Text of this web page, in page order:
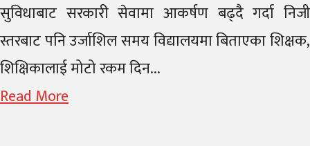
सुविधाबाट सरकारी सेवामा आकर्षण बढ्दै गर्दा निजी
स्तरबाट पनि उर्जाशिल समय विद्यालयमा बिताएका शिक्षक,
शिक्षिकालाई मोटो रकम दिन...
Read More